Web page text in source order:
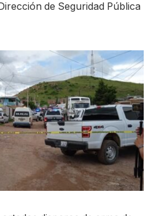
de Seguridad Pública